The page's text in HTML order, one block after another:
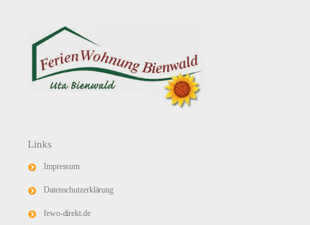
Links
Impressum
Datenschutzerklärung
fewo-direkt.de